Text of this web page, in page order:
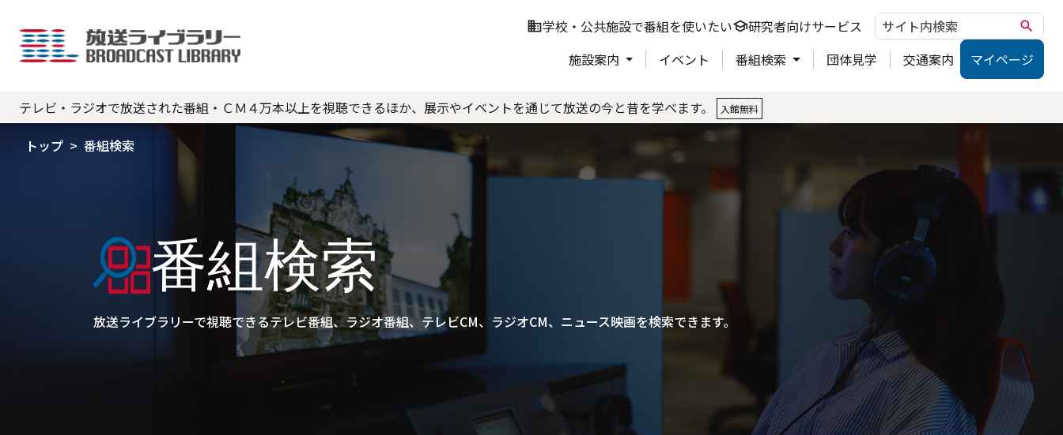
business学校・公共施設で番組を使いたいschool研究者向けサービス search
施設案内 イベント 番組検索 団体見学 交通案内 マイページ
テレビ・ラジオで放送された番組・ＣＭ４万本以上を視聴できるほか、展示やイベントを通じて放送の今と昔を学べます。 入館無料
トップ 番組検索
番組検索
放送ライブラリーで視聴できるテレビ番組、ラジオ番組、テレビCM、ラジオCM、ニュース映画を検索できます。